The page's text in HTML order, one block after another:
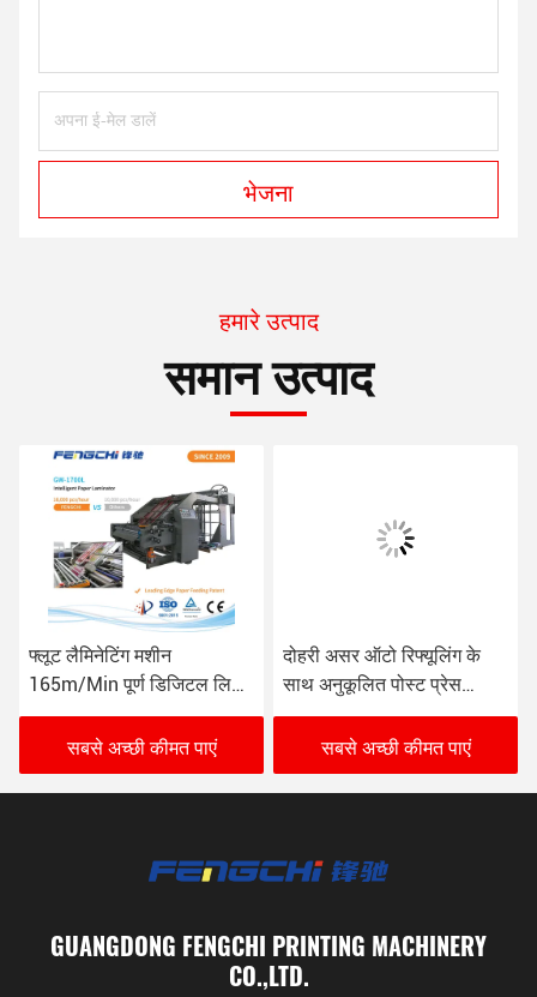
भेजना
हमारे उत्पाद
समान उत्पाद
फ्लूट लैमिनेटिंग मशीन
165m/Min पूर्ण डिजिटल लिथो
फ्लूट लैमिनेटर
सबसे अच्छी कीमत पाएं
दोहरी असर ऑटो रिफ्यूलिंग के
साथ अनुकूलित पोस्ट प्रेस
लेमिनेटिंग मशीन
सबसे अच्छी कीमत पाएं
GUANGDONG FENGCHI PRINTING MACHINERY
CO.,LTD.